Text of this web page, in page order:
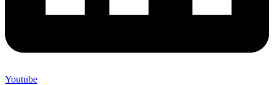
Youtube